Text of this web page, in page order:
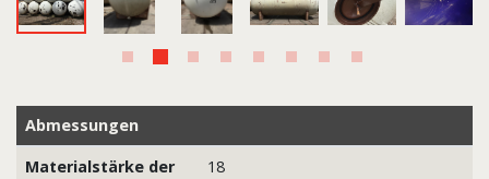
Abmessungen
Materialstärke der
18